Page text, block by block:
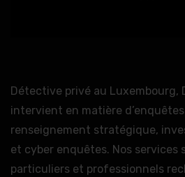
Détective privé au Luxembourg,
intervient en matière
renseignement stratégique,
et cyber enquêtes. Nos services
particuliers et professionnels